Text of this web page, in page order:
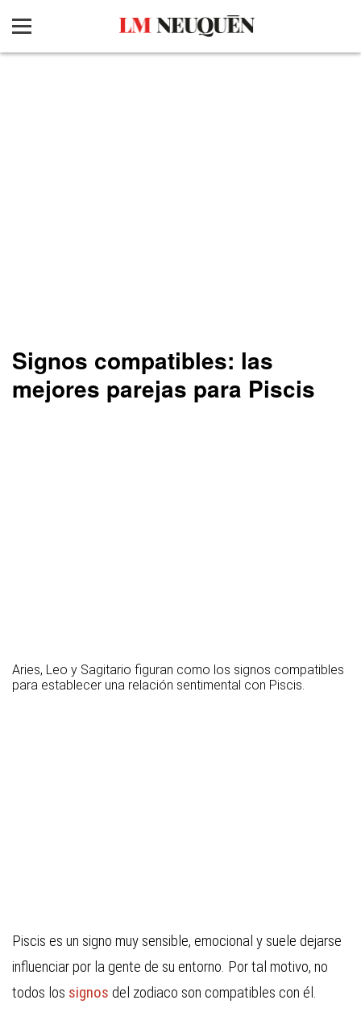
Signos compatibles: las
mejores parejas para Piscis
Aries, Leo y Sagitario figuran como los signos compatibles
para establecer una relación sentimental con Piscis.
Piscis es un signo muy sensible, emocional y suele dejarse
influenciar por la gente de su entorno. Por tal motivo, no
todos los signos del zodiaco son compatibles con él.